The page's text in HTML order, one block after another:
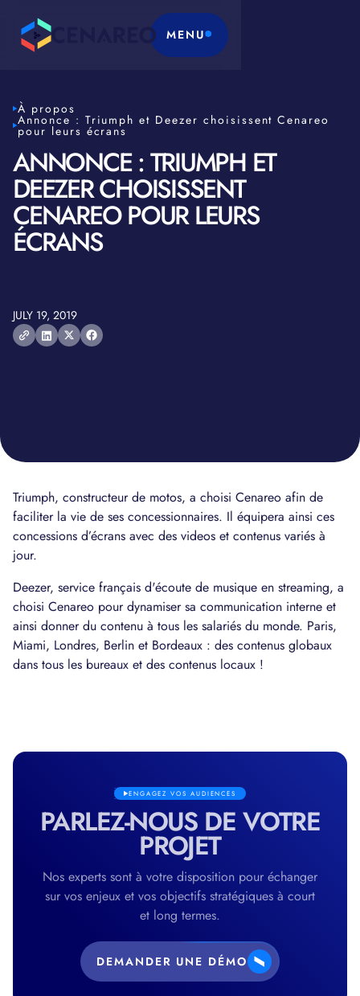
MENU
À propos
Annonce : Triumph et Deezer choisissent Cenareo
pour leurs écrans
ANNONCE : TRIUMPH ET
DEEZER CHOISISSENT
CENAREO POUR LEURS
ÉCRANS
JULY 19, 2019
Triumph, constructeur de motos, a choisi Cenareo afin de
faciliter la vie de ses concessionnaires. Il équipera ainsi ces
concessions d’écrans avec des videos et contenus variés à
jour.
Deezer, service français d'écoute de musique en streaming, a
choisi Cenareo pour dynamiser sa communication interne et
ainsi donner du contenu à tous les salariés du monde. Paris,
Miami, Londres, Berlin et Bordeaux : des contenus globaux
dans tous les bureaux et des contenus locaux !
ENGAGEZ VOS AUDIENCES
PARLEZ-NOUS DE VOTRE
PROJET
Nos experts sont à votre disposition pour échanger
sur vos enjeux et vos objectifs stratégiques à court
et long termes.
DEMANDER UNE DÉMO